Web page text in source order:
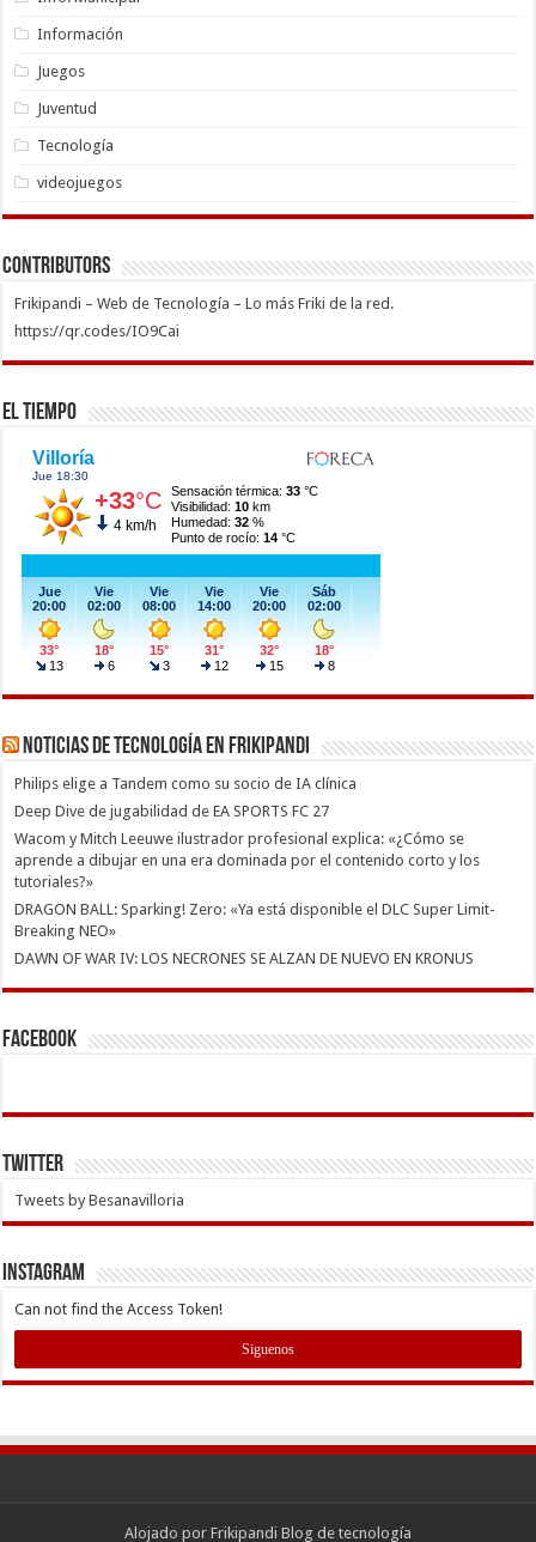
Información
Juegos
Juventud
Tecnología
videojuegos
Contributors
Frikipandi – Web de Tecnología – Lo más Friki de la red.
https://qr.codes/IO9Cai
El Tiempo
Noticias de Tecnología en Frikipandi
Philips elige a Tandem como su socio de IA clínica
Deep Dive de jugabilidad de EA SPORTS FC 27
Wacom y Mitch Leeuwe ilustrador profesional explica: «¿Cómo se
aprende a dibujar en una era dominada por el contenido corto y los
tutoriales?»
DRAGON BALL: Sparking! Zero: «Ya está disponible el DLC Super Limit-
Breaking NEO»
DAWN OF WAR IV: LOS NECRONES SE ALZAN DE NUEVO EN KRONUS
Facebook
Twitter
Tweets by Besanavilloria
INSTAGRAM
Can not find the Access Token!
Siguenos
Alojado por Frikipandi Blog de tecnología